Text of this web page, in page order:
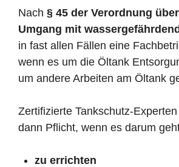
Nach § 45 der Verordnung
Umgang mit
in fast allen Fällen eine
wenn es um die Öltank
um andere Arbeiten am Öltank
Zertifizierte Tankschutz-
dann Pflicht, wenn es darum
zu errichten